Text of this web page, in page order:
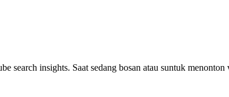
search insights. Saat sedang bosan atau suntuk